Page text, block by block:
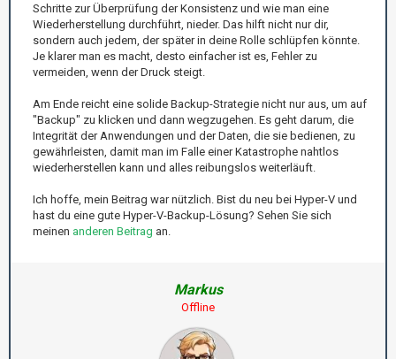
Schritte zur Überprüfung der Konsistenz und wie man eine
Wiederherstellung durchführt, nieder. Das hilft nicht nur dir,
sondern auch jedem, der später in deine Rolle schlüpfen könnte.
Je klarer man es macht, desto einfacher ist es, Fehler zu
vermeiden, wenn der Druck steigt.
Am Ende reicht eine solide Backup-Strategie nicht nur aus, um auf
"Backup" zu klicken und dann wegzugehen. Es geht darum, die
Integrität der Anwendungen und der Daten, die sie bedienen, zu
gewährleisten, damit man im Falle einer Katastrophe nahtlos
wiederherstellen kann und alles reibungslos weiterläuft.
Ich hoffe, mein Beitrag war nützlich. Bist du neu bei Hyper-V und
hast du eine gute Hyper-V-Backup-Lösung? Sehen Sie sich
meinen anderen Beitrag an.
Markus
Offline